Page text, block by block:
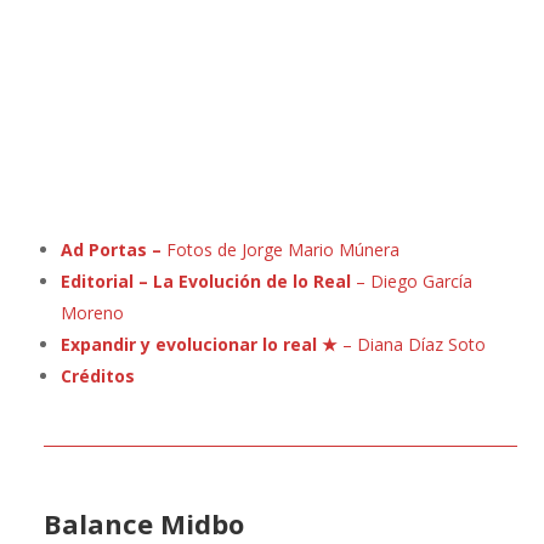
Ad Portas – Fotos de Jorge Mario Múnera
Editorial – La Evolución de lo Real – Diego García
Moreno
Expandir y evolucionar lo real ★ – Diana Díaz Soto
Créditos
Balance Midbo